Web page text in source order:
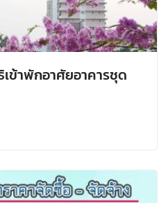
ข้าพักอาศัยอาคารชุด